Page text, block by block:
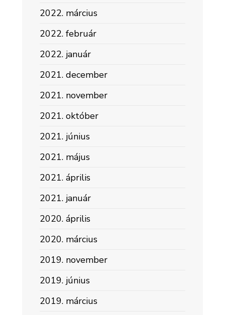
2022. március
2022. február
2022. január
2021. december
2021. november
2021. október
2021. június
2021. május
2021. április
2021. január
2020. április
2020. március
2019. november
2019. június
2019. március